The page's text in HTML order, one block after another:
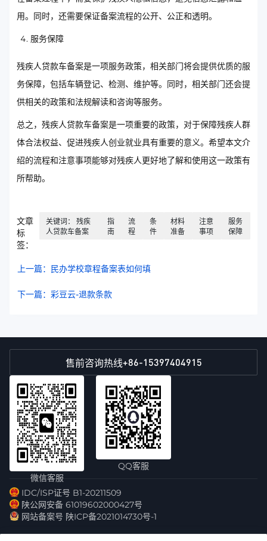
用。同时，还需要保证备案流程的公开、公正和透明。
服务保障
残疾人贷款车备案是一项服务政策，相关部门将会提供优质的服
务保障，包括车辆登记、检测、维护等。同时，相关部门还会提
供相关的政策和法规解读和咨询等服务。
总之，残疾人贷款车备案是一项重要的政策，对于保障残疾人群
体合法权益、促进残疾人创业就业具有重要的意义。希望本文介
绍的流程和注意事项能够对残疾人更好地了解和使用这一政策有
所帮助。
文章
标
签：
关键词： 残疾
人贷款车备案
指
南
流
程
条
件
材料
准备
注意
事项
服务
保障
上一篇：民办学校章程备案表如何填
下一篇：彩豆云-退款条款
售前咨询热线+86-15397404915
微信客服
QQ客服
IDC/ISP证号 B1-20211509
陕公网安备 61019602000427号
网站备案号 陕ICP备2021014730号-1